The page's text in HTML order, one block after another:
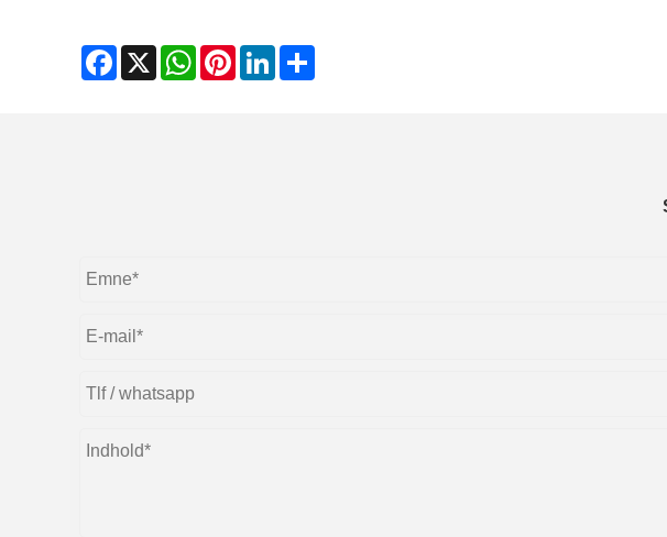
Facebook
X WhatsAppPinterestLinkedIn